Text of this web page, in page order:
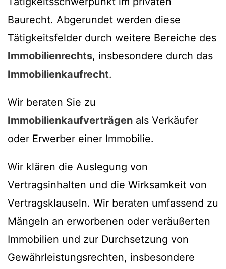
Baurecht. Abgerundet werden diese
Tätigkeitsfelder durch weitere Bereiche des
Immobilienrechts, insbesondere durch das
Immobilienkaufrecht.
Wir beraten Sie zu
Immobilienkaufverträgen als Verkäufer
oder Erwerber einer Immobilie.
Wir klären die Auslegung von
Vertragsinhalten und die Wirksamkeit von
Vertragsklauseln. Wir beraten umfassend zu
Mängeln an erworbenen oder veräußerten
Immobilien und zur Durchsetzung von
Gewährleistungsrechten, insbesondere